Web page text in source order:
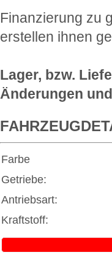
Finanzierung zu
erstellen ihnen
Lager, bzw.
Änderungen
Farbe
Getriebe:
Antriebsart:
Kraftstoff: